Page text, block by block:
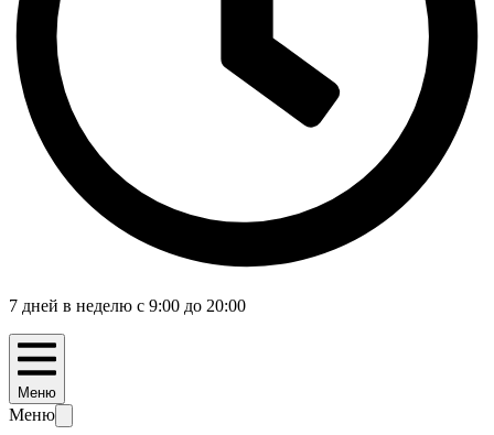
7 дней в неделю с 9:00 до 20:00
Меню
Меню